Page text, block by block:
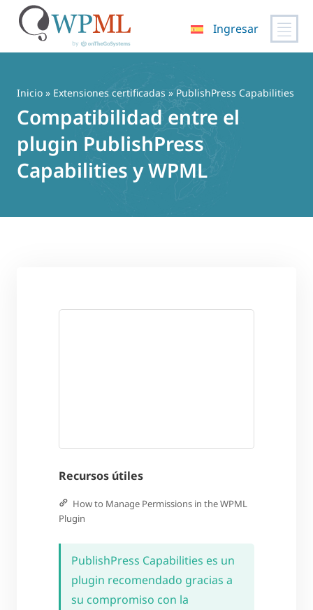
contenido
Ingresar
Inicio » Extensiones certificadas » PublishPress Capabilities
Compatibilidad entre el
plugin PublishPress
Capabilities y WPML
Recursos útiles
How to Manage Permissions in the WPML
Plugin
PublishPress Capabilities es un
plugin recomendado gracias a
su compromiso con la